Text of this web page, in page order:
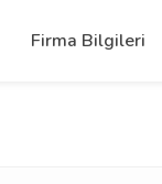
Firma Bilgileri